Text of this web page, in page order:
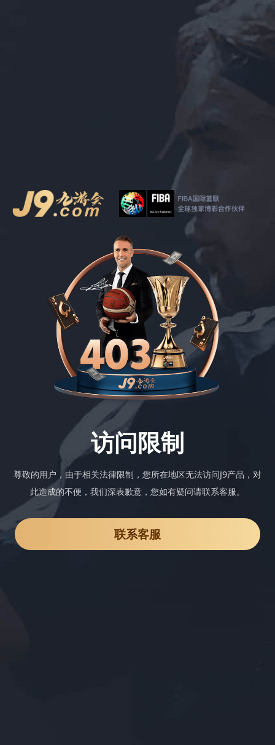
访问限制
尊敬的用户，由于相关法律限制，您所在地区无法访问J9产品，对
此造成的不便，我们深表歉意，您如有疑问请联系客服。
联系客服